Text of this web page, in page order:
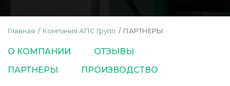
Главная Компания АПС Групп ПАРТНЕРЫ
О КОМПАНИИ
ОТЗЫВЫ
ПАРТНЕРЫ
ПРОИЗВОДСТВО